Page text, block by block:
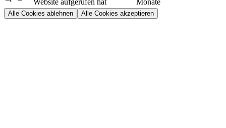
Website aufgerufen hat
Monate
Alle Cookies ablehnen Alle Cookies akzeptieren